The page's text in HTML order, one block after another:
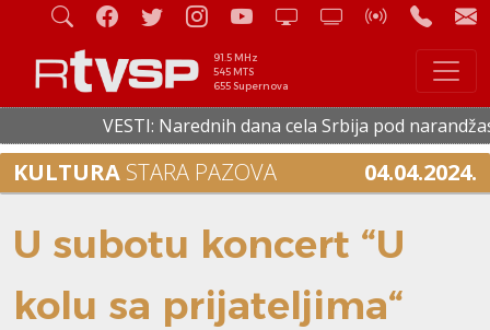
91.5 MHz
545 MTS
655 Supernova
VESTI: Narednih dana cela Srbija pod
KULTURA STARA PAZOVA 04.04.2024.
U subotu koncert “U
kolu sa prijateljima“